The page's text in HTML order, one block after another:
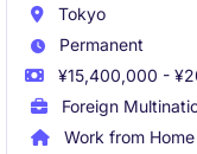
Tokyo
Permanent
¥15,400,000 -
Foreign
Work from